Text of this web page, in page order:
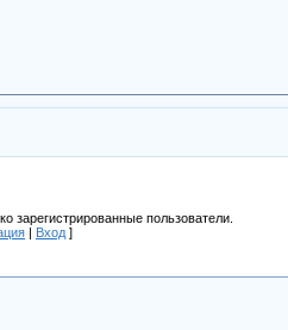
зарегистрированные пользователи.
| Вход ]